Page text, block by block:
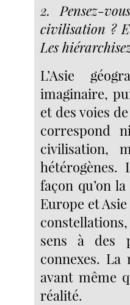
2. Pensez-
civilisation ?
Les
L’Asie
imaginaire,
et des voies
correspond
civilisation,
hétérogènes.
façon qu’on
Europe et
sens à des
connexes. La
avant même
réalité.